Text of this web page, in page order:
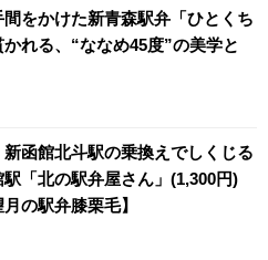
間をかけた新青森駅弁「ひとくち
れる、“ななめ45度”の美学と
函館北斗駅の乗換えでしくじる
駅「北の駅弁屋さん」(1,300円)
月の駅弁膝栗毛】